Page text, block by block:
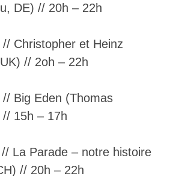
DE) // 20h – 22h
Christopher et Heinz
// 2oh – 22h
Big Eden (Thomas
15h – 17h
La Parade – notre histoire
// 20h – 22h